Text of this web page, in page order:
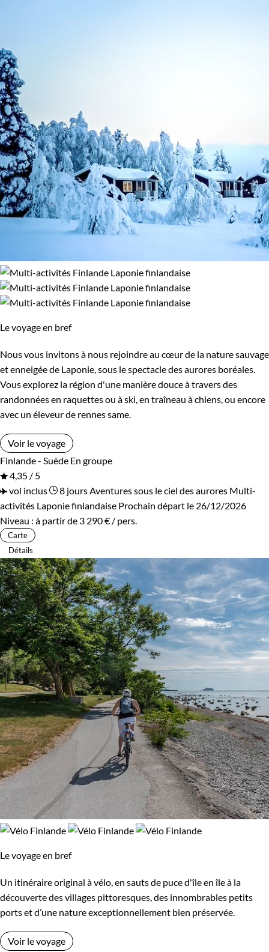
Le voyage en bref
Nous vous invitons à nous rejoindre au cœur de la nature sauvage
et enneigée de Laponie, sous le spectacle des aurores boréales.
Vous explorez la région d'une manière douce à travers des
randonnées en raquettes ou à ski, en traîneau à chiens, ou encore
avec un éleveur de rennes same.
Voir le voyage
Finlande - Suède En groupe
4,35 / 5
vol inclus
8 joursAventures sous le ciel des aurores Multi-
activités Laponie finlandaise Prochain départ le 26/12/2026
Niveau : à partir de 3 290 € / pers.
Carte
Détails
Le voyage en bref
Un itinéraire original à vélo, en sauts de puce d'île en île à la
découverte des villages pittoresques, des innombrables petits
ports et d’une nature exceptionnellement bien préservée.
Voir le voyage